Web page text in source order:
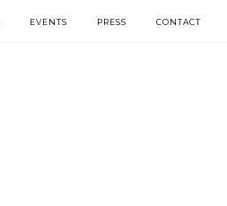
EVENTS PRESS CONTACT